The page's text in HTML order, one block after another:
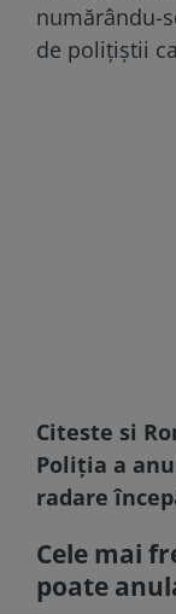
numărându-
de polițiștii
Citeste si
Poliția a
radare
Cele mai
poate